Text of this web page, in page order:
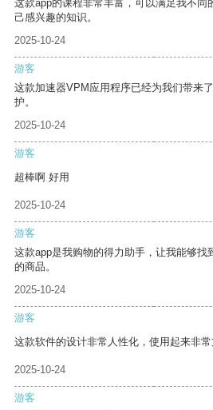
这款app的课程非常丰富，可以满足我不同
己感兴趣的知识。
2025-10-24
游客
这款加速器VPM应用程序已经为我们带来
护。
2025-10-24
游客
超棒啊 好用
2025-10-24
游客
这款app是我购物的得力助手，让我能够找
的商品。
2025-10-24
游客
这款软件的设计非常人性化，使用起来非常
2025-10-24
游客